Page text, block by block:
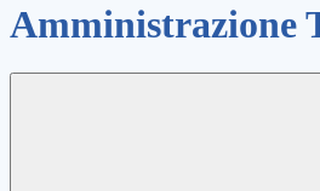
Amministrazione